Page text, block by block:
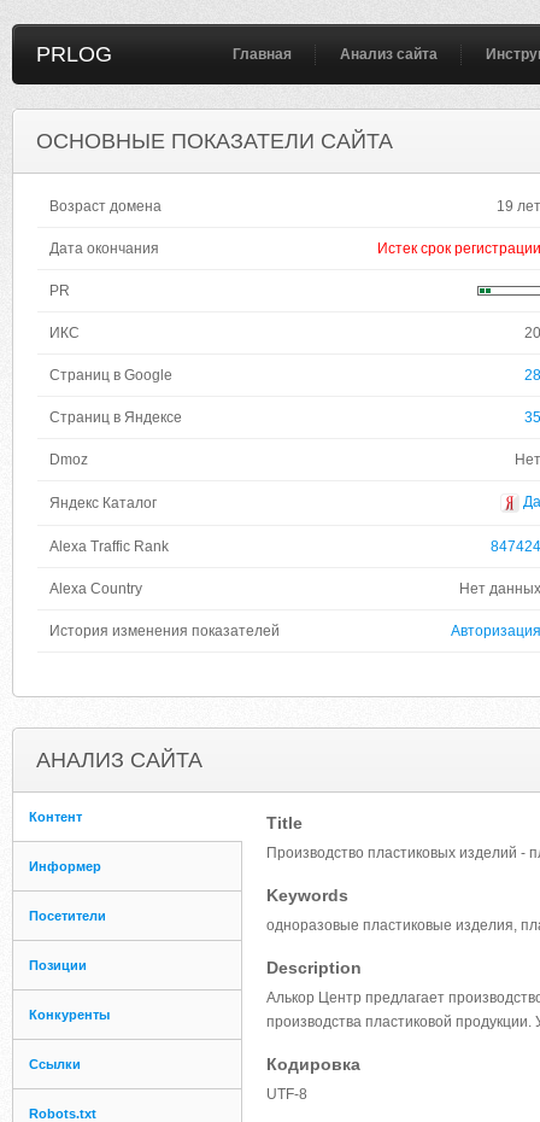
PRLOG Главная Анализ сайта
ОСНОВНЫЕ ПОКАЗАТЕЛИ САЙТА
Возраст домена 19 лет
Дата окончания Истек срок регистрации
PR
ИКС 20
Страниц в Google 28
Страниц в Яндексе 35
Dmoz Нет
Яндекс Каталог Да
Alexa Traffic Rank 847424
Alexa Country Нет данных
История изменения показателей Авторизация
АНАЛИЗ САЙТА
Контент
Информер
Посетители
Позиции
Конкуренты
Ссылки
Robots.txt
Title
Производство пластиковых изделий -
Keywords
одноразовые пластиковые изделия,
Description
Алькор Центр предлагает
производства пластиковой продукции.
Кодировка
UTF-8